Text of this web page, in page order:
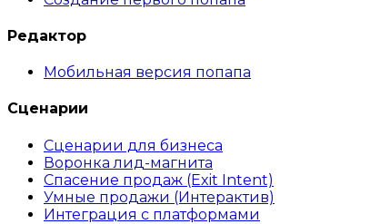
Редактор
Мобильная версия попапа
Сценарии
Сценарии для бизнеса
Воронка лид-магнита
Спасение продаж (Exit Intent)
Умные продажи (Интерактив)
Интеграция с платформами